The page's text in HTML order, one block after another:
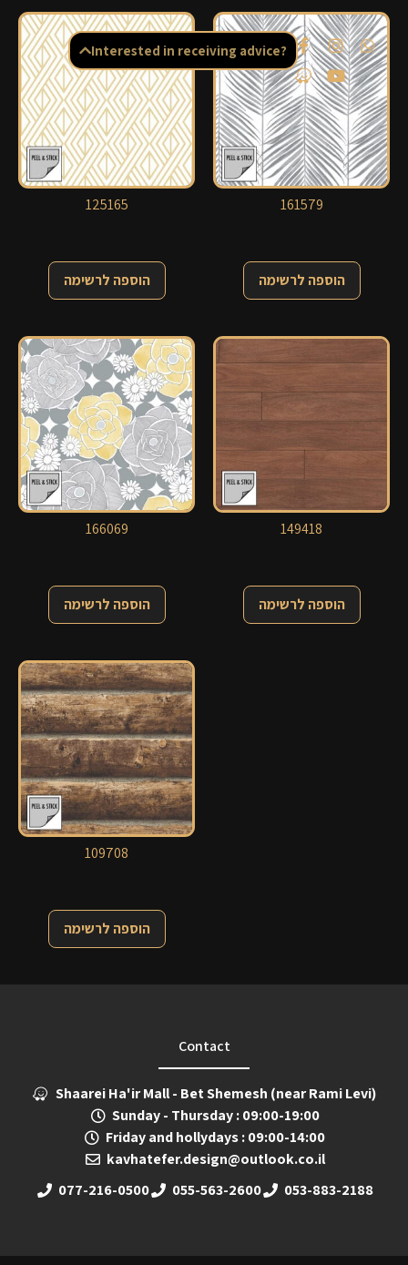
125165
הוספה לרשימה
161579
הוספה לרשימה
166069
הוספה לרשימה
149418
הוספה לרשימה
109708
הוספה לרשימה
Interested in receiving advice?
Contact
Shaarei Ha'ir Mall - Bet Shemesh (near Rami Levi)
Sunday - Thursday : 09:00-19:00
Friday and hollydays : 09:00-14:00
kavhatefer.design@outlook.co.il
077-216-0500
055-563-2600 053-883-2188